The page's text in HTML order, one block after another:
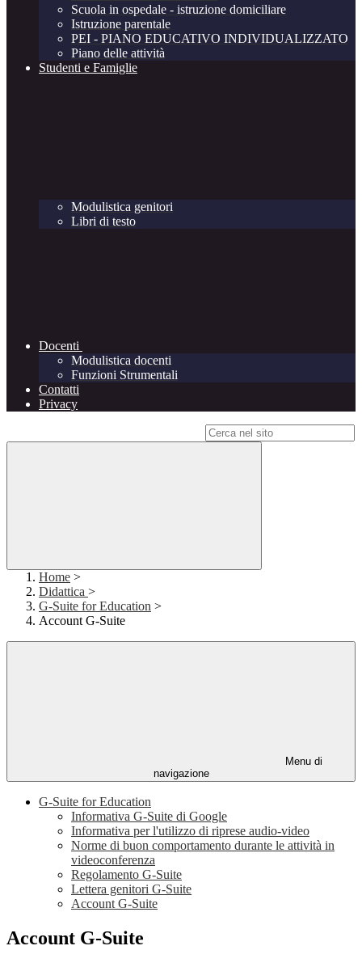
Scuola in ospedale - istruzione domiciliare
Istruzione parentale
PEI - PIANO EDUCATIVO INDIVIDUALIZZATO
Piano delle attività
Studenti e Famiglie
Modulistica genitori
Libri di testo
Docenti
Modulistica docenti
Funzioni Strumentali
Contatti
Privacy
Home >
Didattica >
G-Suite for Education >
Account G-Suite
Menu di
navigazione
G-Suite for Education
Informativa G-Suite di Google
Informativa per l'utilizzo di riprese audio-video
Norme di buon comportamento durante le attività in
videoconferenza
Regolamento G-Suite
Lettera genitori G-Suite
Account G-Suite
Account G-Suite